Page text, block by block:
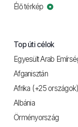
Élő térkép
Top úti célok
Egyesült Arab
Afganisztán
Afrika (+25 országok)
Albánia
Örményország